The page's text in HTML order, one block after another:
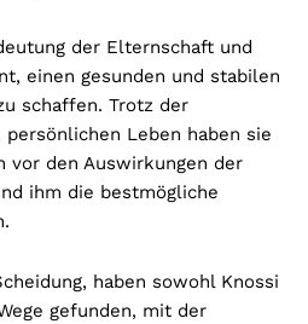
der Elternschaft und
einen gesunden und stabilen
schaffen. Trotz der
Leben haben sie
vor den Auswirkungen der
ihm die bestmögliche
haben sowohl Knossi
gefunden, mit der